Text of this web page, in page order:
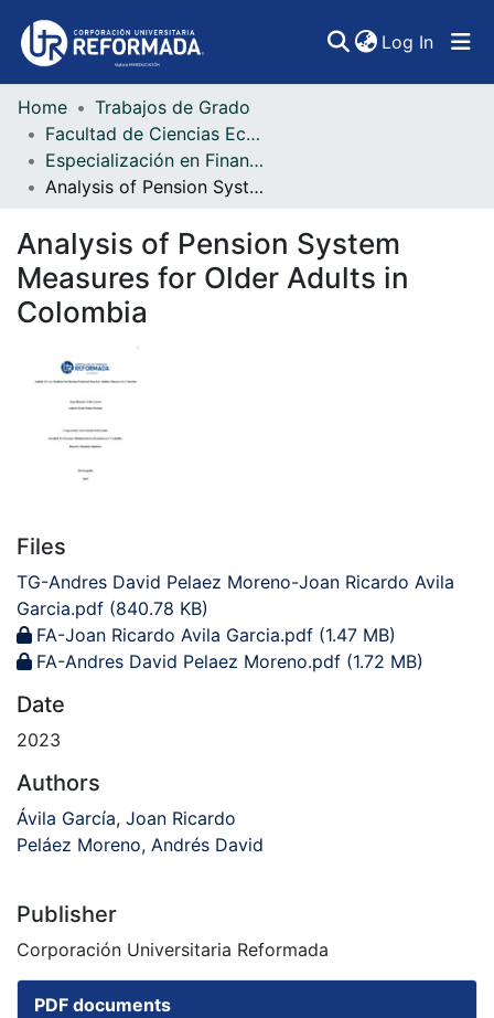
Log In
Communities & Collections
All of DSpace
Home
Trabajos de Grado
Facultad de Ciencias Económicas, Administrativas y Contables
Especialización en Finanzas Internacionales
Analysis of Pension System Measures for Older Adults in Colombia
Analysis of Pension System
Measures for Older Adults in
Colombia
Files
TG-Andres David Pelaez Moreno-Joan Ricardo Avila
Garcia.pdf (840.78 KB)
FA-Joan Ricardo Avila Garcia.pdf (1.47 MB)
FA-Andres David Pelaez Moreno.pdf (1.72 MB)
Date
2023
Authors
Ávila García, Joan Ricardo
Peláez Moreno, Andrés David
Publisher
Corporación Universitaria Reformada
PDF documents